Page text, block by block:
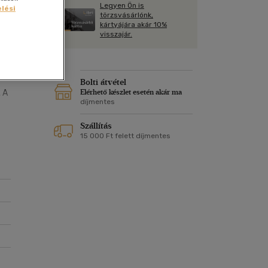
Kártya
Képeslap
Naptár
Vallás, mitológia
A
Legyen Ön is
törzsvásárlónk,
kártyájára akár 10%
visszajár.
Bolti átvétel
Elérhető készlet esetén akár ma
díjmentes
Szállítás
15 000 Ft felett díjmentes